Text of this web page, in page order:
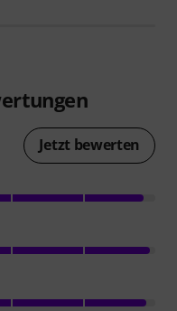
Jetzt bewerten